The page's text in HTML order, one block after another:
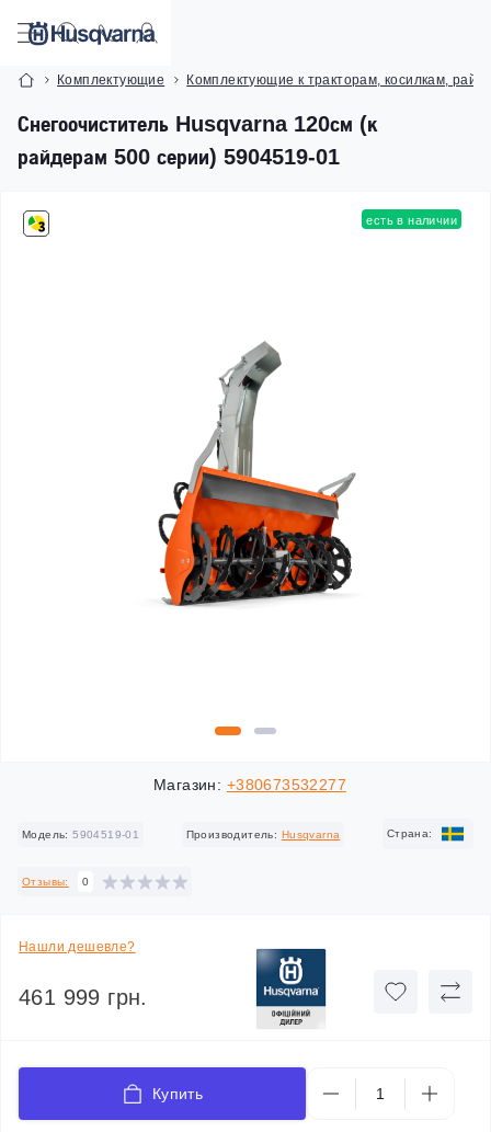
Комплектующие Комплектующие к тракторам, косилкам,
Снегоочиститель Husqvarna 120см (к
райдерам 500 серии) 5904519-01
есть в наличии
Магазин: +380673532277
Модель: 5904519-01 Производитель: Husqvarna Cтрана:
Отзывы: 0
Нашли дешевле?
461 999 грн.
Купить